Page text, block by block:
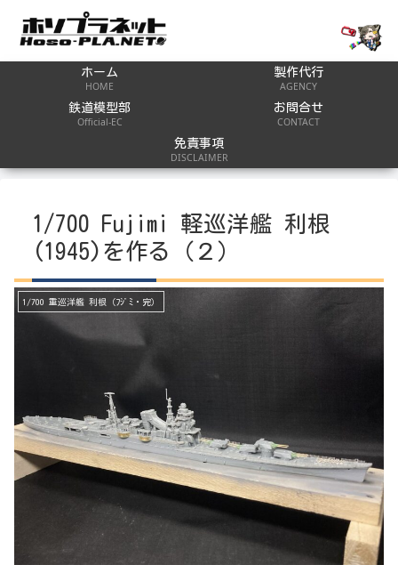
ホーム
HOME
製作代行
AGENCY
鉄道模型部
Official-EC
お問合せ
CONTACT
免責事項
DISCLAIMER
1/700 Fujimi 軽巡洋艦 利根
(1945)を作る（２）
1/700 重巡洋艦 利根（ﾌｼﾞﾐ・完）